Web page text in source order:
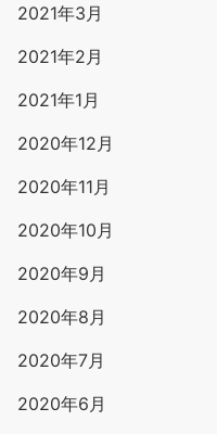
2021年3月
2021年2月
2021年1月
2020年12月
2020年11月
2020年10月
2020年9月
2020年8月
2020年7月
2020年6月